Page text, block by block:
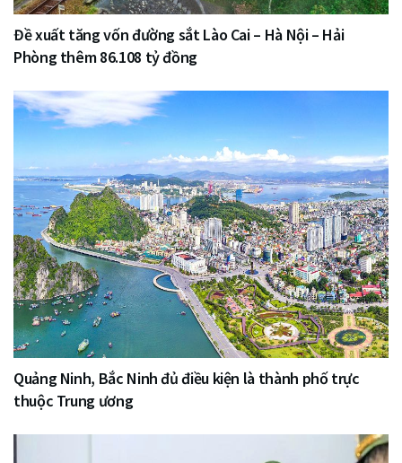
Đề xuất tăng vốn đường sắt Lào Cai – Hà Nội – Hải
Phòng thêm 86.108 tỷ đồng
Quảng Ninh, Bắc Ninh đủ điều kiện là thành phố trực
thuộc Trung ương